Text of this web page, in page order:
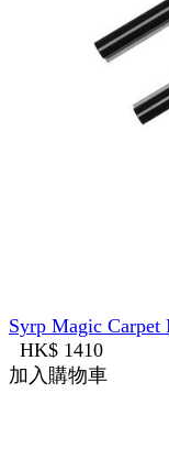
Syrp Magic
HK$ 1410
加入購物車